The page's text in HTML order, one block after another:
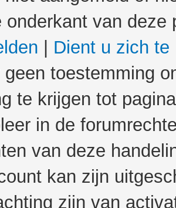
onderkant van
Dient u zich te
geen toestemming
te krijgen tot
in de
van deze
kan zijn
zijn van